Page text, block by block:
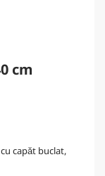
cm
capăt buclat,